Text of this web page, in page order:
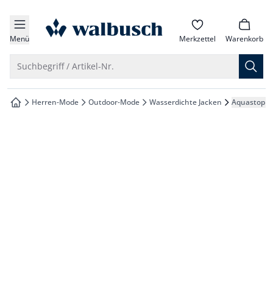
springen
springen
springen
springen
Menü zur Startseite Merkzettel Warenkorb
Suchbegriff / Artikel-Nr.
zur Startseite
Herren-Mode Outdoor-Mode Wasserdichte Jacken Aquastop